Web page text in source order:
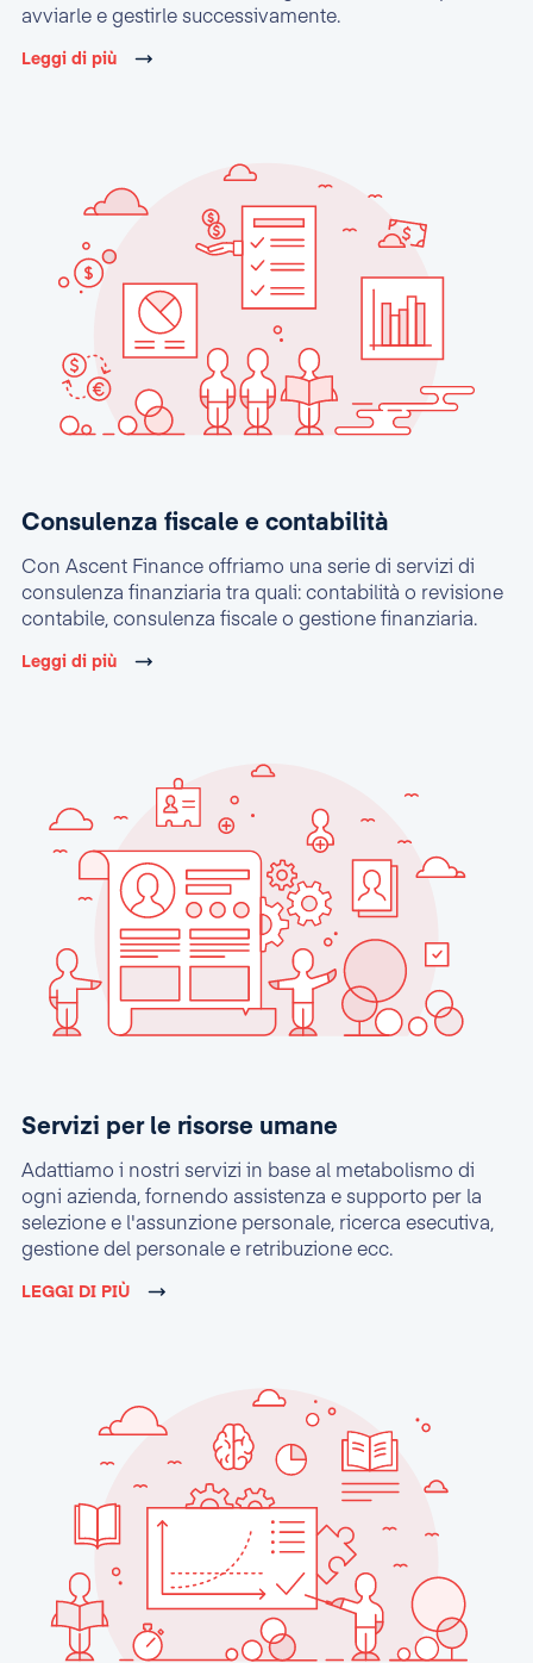
avviarle e gestirle successivamente.
Leggi di più
Consulenza fiscale e contabilità
Con Ascent Finance offriamo una serie di servizi di
consulenza finanziaria tra quali: contabilità o revisione
contabile, consulenza fiscale o gestione finanziaria.
Leggi di più
Servizi per le risorse umane
Adattiamo i nostri servizi in base al metabolismo di
ogni azienda, fornendo assistenza e supporto per la
selezione e l'assunzione personale, ricerca esecutiva,
gestione del personale e retribuzione ecc.
LEGGI DI PIÙ